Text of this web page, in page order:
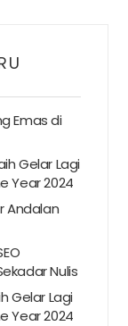
Emas di
Gelar Lagi
Year 2024
Andalan
Nulis
Gelar Lagi
Year 2024